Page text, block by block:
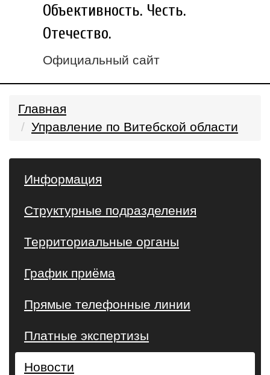
Объективность. Честь.
Отечество.
Официальный сайт
Главная
Управление по Витебской области
Информация
Структурные подразделения
Территориальные органы
График приёма
Прямые телефонные линии
Платные экспертизы
Новости